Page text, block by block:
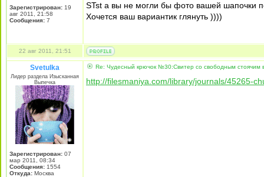
Зарегистрирован: 19
авг 2011, 21:58
Сообщения: 7
STst а вы не могли бы фото вашей шапочки
Хочется ваш вариантик глянуть ))))
22 авг 2011, 21:51
Svetulka
Лидер раздела Изысканная
Выпечка
Зарегистрирован: 07
мар 2011, 08:34
Сообщения: 1554
Откуда: Москва
Re: Чудесный крючок №30:Свитер со свободным стоячим
http://filesmaniya.com/library/journals/45265-